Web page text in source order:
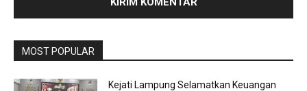
MOST POPULAR
Kejati Lampung Selamatkan Keuangan